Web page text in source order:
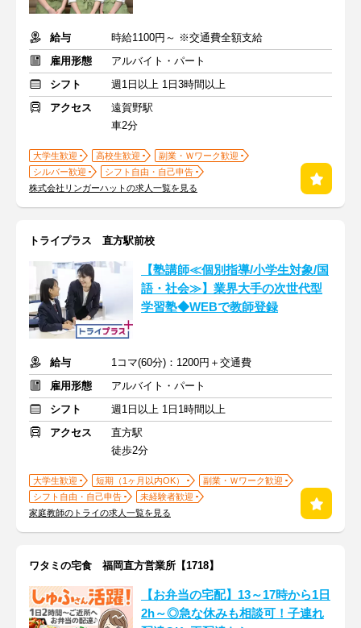
給与
時給1100円～ ※交通費全額支給
雇用形態
アルバイト・パート
シフト
週1日以上 1日3時間以上
アクセス
遠賀野駅
車2分
大学生歓迎 高校生歓迎
副業・Ｗワーク歓迎
シルバー歓迎
シフト自由・自己申告
株式会社リンガーハットの求人一覧を見る
トライプラス 直方駅前校
【塾講師≪個別指導/小学生対象/国
語・社会≫】業界大手の次世代型
学習塾◆WEBで教師登録
給与
1コマ(60分)：1200円＋交通費
雇用形態
アルバイト・パート
シフト
週1日以上 1日1時間以上
アクセス
直方駅
徒歩2分
大学生歓迎 短期（1ヶ月以内OK）
副業・Ｗワーク歓迎
シフト自由・自己申告
未経験者歓迎
家庭教師のトライの求人一覧を見る
ワタミの宅食 福岡直方営業所【1718】
【お弁当の宅配】13～17時から1日
2h～◎急な休みも相談可！子連れ